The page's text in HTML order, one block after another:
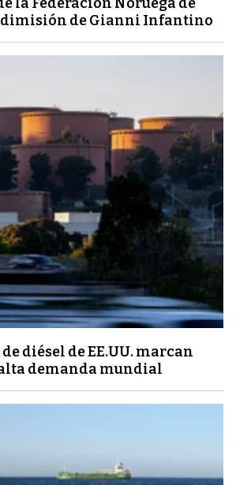
de Gianni Infantino
diésel de EE.UU. marcan
demanda mundial